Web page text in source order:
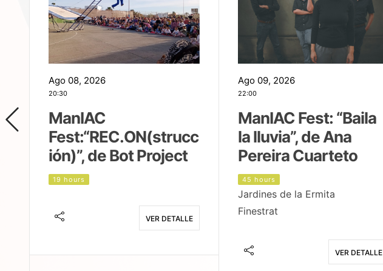
Ago 08, 2026
20:30
ManIAC
Fest:“REC.ON(strucc
ión)”, de Bot Project
19 hours
VER DETALLE
Ago 09, 2026
22:00
ManIAC Fest: “Baila
la lluvia”, de Ana
Pereira Cuarteto
45 hours
Jardines de la Ermita
Finestrat
VER DETALLE